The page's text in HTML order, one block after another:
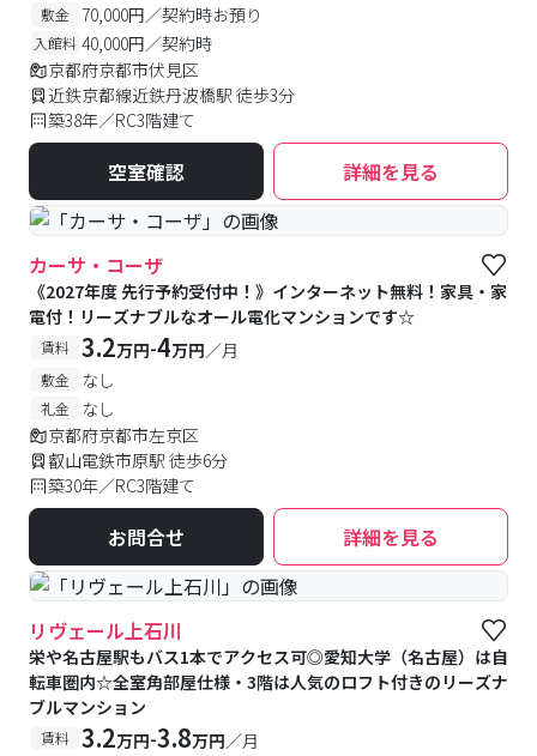
敷金 70,000円／契約時お預り
入館料 40,000円／契約時
京都府京都市伏見区
近鉄京都線近鉄丹波橋駅 徒歩3分
築38年／RC3階建て
空室確認 詳細を見る
カーサ・コーザ
《2027年度 先行予約受付中！》インターネット無料！家具・家
電付！リーズナブルなオール電化マンションです☆
賃料 3.2万円-4万円／月
敷金 なし
礼金
なし
京都府京都市左京区
叡山電鉄市原駅 徒歩6分
築30年／RC3階建て
お問合せ 詳細を見る
リヴェール上石川
栄や名古屋駅もバス1本でアクセス可◎愛知大学（名古屋）は自
転車圏内☆全室角部屋仕様・3階は人気のロフト付きのリーズナ
ブルマンション
賃料 3.2万円-3.8万円／月